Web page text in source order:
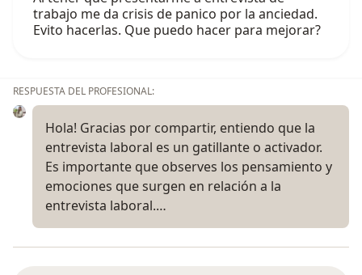
trabajo me da crisis de panico por la anciedad.
Evito hacerlas. Que puedo hacer para mejorar?
RESPUESTA DEL PROFESIONAL:
Hola! Gracias por compartir, entiendo que la
entrevista laboral es un gatillante o activador.
Es importante que observes los pensamiento y
emociones que surgen en relación a la
entrevista laboral.…